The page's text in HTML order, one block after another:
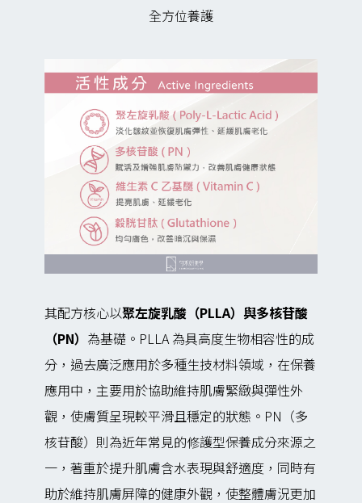
全方位養護
其配方核心以聚左旋乳酸（PLLA）與多核苷酸
（PN） 為基礎。PLLA 為具高度生物相容性的成
分，過去廣泛應用於多種生技材料領域，在保養
應用中，主要用於協助維持肌膚緊緻與彈性外
觀，使膚質呈現較平滑且穩定的狀態。PN（多
核苷酸）則為近年常見的修護型保養成分來源之
一，著重於提升肌膚含水表現與舒適度，同時有
助於維持肌膚屏障的健康外觀，使整體膚況更加